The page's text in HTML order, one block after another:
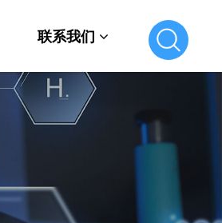
联系我们
联系我们